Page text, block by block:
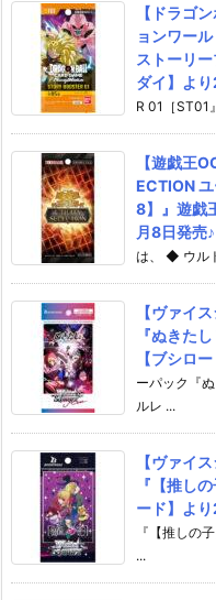
【ドラゴ
ョンワー
ストーリ
ダイ】よ
R 01［ST01
【遊戯王
ECTION
8】』遊戯
月8日発売♪
は、 ◆ ウル
【ヴァイ
『ぬきた
【ブシロ
ーパック『
ルレ ...
【ヴァイ
『【推し
ード】よ
『【推しの
...